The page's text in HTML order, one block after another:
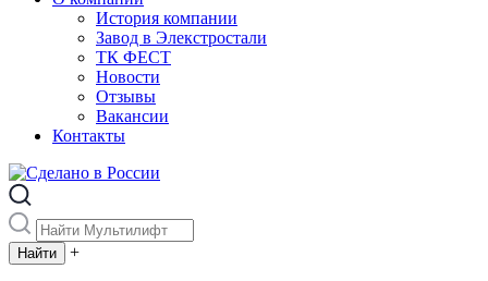
История компании
Завод в Элекстростали
ТК ФЕСТ
Новости
Отзывы
Вакансии
Контакты
+